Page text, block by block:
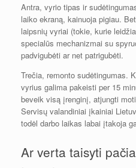
Antra, vyrio tipas ir
laiko ekraną, kainuoja pigiau.
laipsnių vyriai (tokie, kurie
specialūs mechanizmai su
padvigubėti ar net patrigubėti.
Trečia, remonto sudėtingumas.
vyrius galima pakeisti per 15
beveik visą įrenginį, atjungti
Servisų valandiniai įkainiai
todėl darbo laikas labai įtakoja
Ar verta taisyti